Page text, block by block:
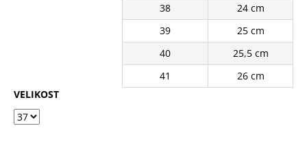
38
24 cm
39
25 cm
40
25,5 cm
41
26 cm
VELIKOST